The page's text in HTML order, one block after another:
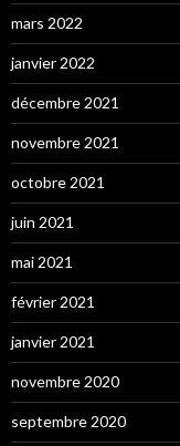
mars 2022
janvier 2022
décembre 2021
novembre 2021
octobre 2021
juin 2021
mai 2021
février 2021
janvier 2021
novembre 2020
septembre 2020